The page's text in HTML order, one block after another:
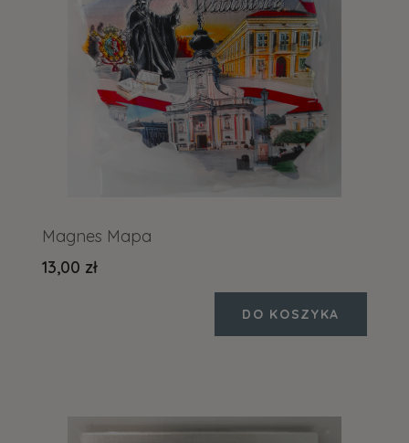
Magnes Mapa
13,00 zł
DO KOSZYKA